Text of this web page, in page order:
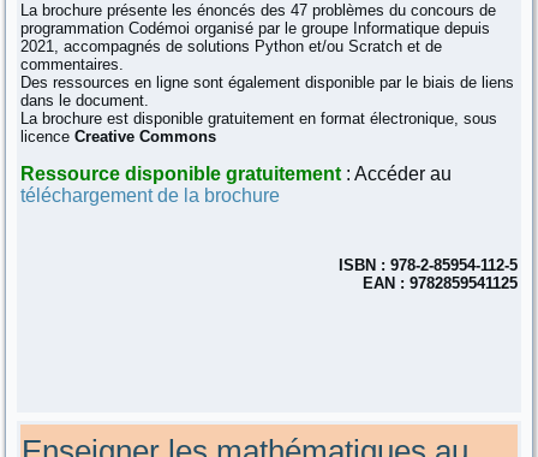
La brochure présente les énoncés des 47 problèmes du concours de
programmation Codémoi organisé par le groupe Informatique depuis
2021, accompagnés de solutions Python et/ou Scratch et de
commentaires.
Des ressources en ligne sont également disponible par le biais de liens
dans le document.
La brochure est disponible gratuitement en format électronique, sous
licenceCreative Commons
Ressource disponible gratuitement : Accéder au
téléchargement de la brochure
ISBN : 978-2-85954-112-5
EAN : 9782859541125